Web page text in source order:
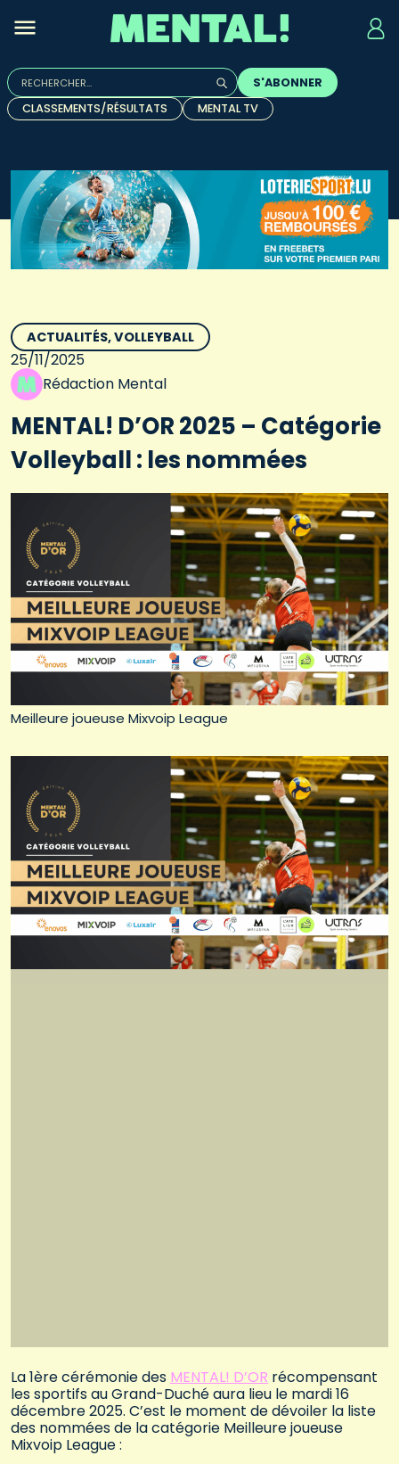
Rechercher :
Quand les résultats de l'auto-complétion sont
S'ABONNER
CLASSEMENTS/RÉSULTATS
MENTAL TV
Meilleure joueuse Mixvoip League
ACTUALITÉS VOLLEYBALL
25/11/2025
Rédaction Mental
MENTAL! D’OR 2025 – Catégorie
Volleyball : les nommées
La 1ère cérémonie des MENTAL! D’OR récompensant
les sportifs au Grand-Duché aura lieu le mardi 16
décembre 2025. C’est le moment de dévoiler la liste
des nommées de la catégorie Meilleure joueuse
Mixvoip League :